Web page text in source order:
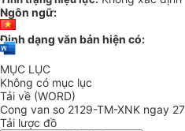
Ngôn ngữ:
Định dạng văn bản hiện có:
MỤC LỤC
Không có mục lục
Tải về (WORD)
Cong van so 2129-TM-XNK ngay
Tải lược đồ